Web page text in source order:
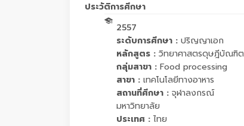
ประวัติการศึกษา
2557
ระดับการศึกษา : ปริญญาเอก
หลักสูตร : วิทยาศาสตรดุษฎีบัณฑิต
กลุ่มสาขา : Food processing
สาขา : เทคโนโลยีทางอาหาร
สถานที่ศึกษา : จุฬาลงกรณ์
มหาวิทยาลัย
ประเทศ : ไทย